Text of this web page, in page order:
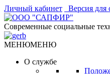
Личный кабинет Версия для
Современные социальные
МЕНЮМЕНЮ
О службе